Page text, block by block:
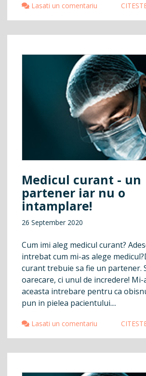
Lasati un comentariu
Medicul curant - un
partener iar nu o
intamplare!
26 September 2020
Cum imi aleg medicul curant?
intrebat cum mi-as alege
curant trebuie sa fie un partener.
oarecare, ci unul de incredere! Mi-
aceasta intrebare pentru ca
pun in pielea pacientului....
Lasati un comentariu